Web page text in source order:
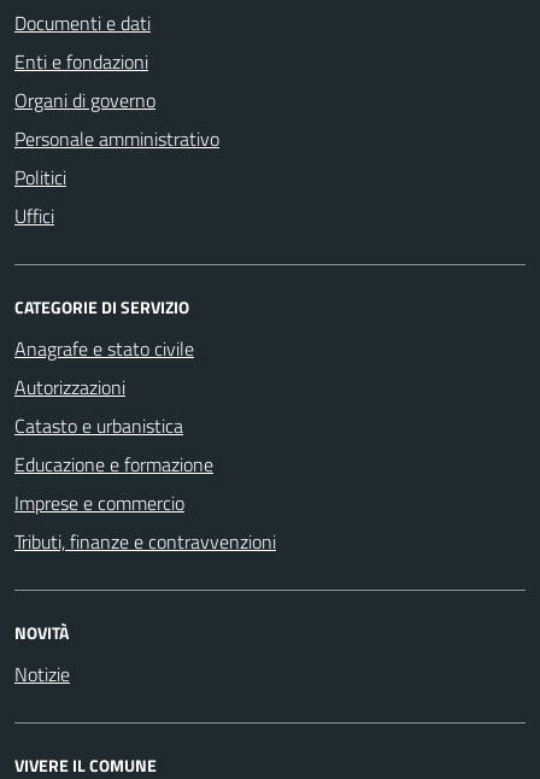
Documenti e dati
Enti e fondazioni
Organi di governo
Personale amministrativo
Politici
Uffici
CATEGORIE DI SERVIZIO
Anagrafe e stato civile
Autorizzazioni
Catasto e urbanistica
Educazione e formazione
Imprese e commercio
Tributi, finanze e contravvenzioni
NOVITÀ
Notizie
VIVERE IL COMUNE